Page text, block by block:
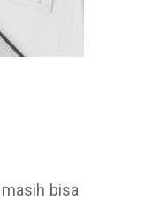
bisa